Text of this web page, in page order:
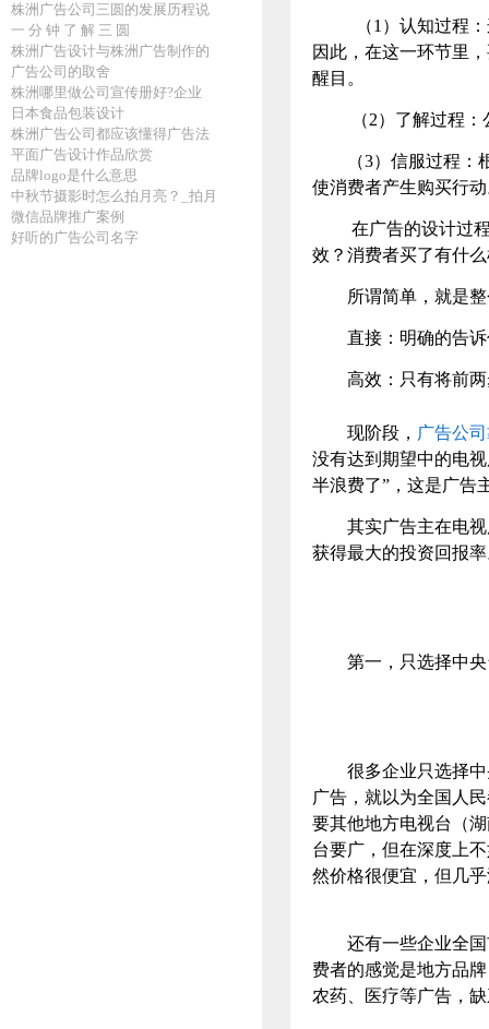
株洲广告公司三圆的发展历程说
一 分 钟 了 解 三 圆
株洲广告设计与株洲广告制作的
广告公司的取舍
株洲哪里做公司宣传册好?企业
日本食品包装设计
株洲广告公司都应该懂得广告法
平面广告设计作品欣赏
品牌logo是什么意思
中秋节摄影时怎么拍月亮？_拍月
微信品牌推广案例
好听的广告公司名字
（1）认知过程
因此，在这一环节里
醒目。
（2）了解过程
（3）信服过程
使消费者产生购买行
在广告的设计过
效？消费者买了有什
所谓简单，就是
直接：明确的告
高效：只有将前
现阶段， 广告公
没有达到期望中的电
半浪费了”，这是广告
其实广告主在电视
获得最大的投资回报
第一，只选择中央
很多企业只选择中
广告，就以为全国人
要其他地方电视台（
台要广，但在深度上
然价格很便宜，但几
还有一些企业全国
费者的感觉是地方品
农药、医疗等广告，